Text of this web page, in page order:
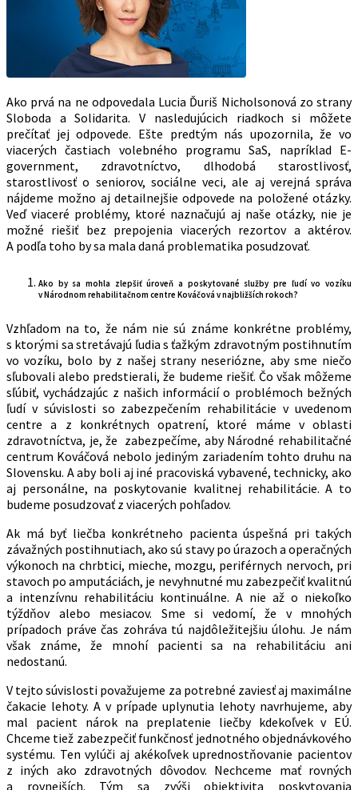
Ako prvá na ne odpovedala Lucia Ďuriš Nicholsonová zo strany
Sloboda a Solidarita. V nasledujúcich riadkoch si môžete
prečítať jej odpovede. Ešte predtým nás upozornila, že vo
viacerých častiach volebného programu SaS, napríklad E-
government, zdravotníctvo, dlhodobá starostlivosť,
starostlivosť o seniorov, sociálne veci, ale aj verejná správa
nájdeme možno aj detailnejšie odpovede na položené otázky.
Veď viaceré problémy, ktoré naznačujú aj naše otázky, nie je
možné riešiť bez prepojenia viacerých rezortov a aktérov.
A podľa toho by sa mala daná problematika posudzovať.
Ako by sa mohla zlepšiť úroveň a poskytované služby pre ľudí vo vozíku
v Národnom rehabilitačnom centre Kováčová v najbližších rokoch?
Vzhľadom na to, že nám nie sú známe konkrétne problémy,
s ktorými sa stretávajú ľudia s ťažkým zdravotným postihnutím
vo vozíku, bolo by z našej strany neseriózne, aby sme niečo
sľubovali alebo predstierali, že budeme riešiť. Čo však môžeme
sľúbiť, vychádzajúc z našich informácií o problémoch bežných
ľudí v súvislosti so zabezpečením rehabilitácie v uvedenom
centre a z konkrétnych opatrení, ktoré máme v oblasti
zdravotníctva, je, že zabezpečíme, aby Národné rehabilitačné
centrum Kováčová nebolo jediným zariadením tohto druhu na
Slovensku. A aby boli aj iné pracoviská vybavené, technicky, ako
aj personálne, na poskytovanie kvalitnej rehabilitácie. A to
budeme posudzovať z viacerých pohľadov.
Ak má byť liečba konkrétneho pacienta úspešná pri takých
závažných postihnutiach, ako sú stavy po úrazoch a operačných
výkonoch na chrbtici, mieche, mozgu, periférnych nervoch, pri
stavoch po amputáciách, je nevyhnutné mu zabezpečiť kvalitnú
a intenzívnu rehabilitáciu kontinuálne. A nie až o niekoľko
týždňov alebo mesiacov. Sme si vedomí, že v mnohých
prípadoch práve čas zohráva tú najdôležitejšiu úlohu. Je nám
však známe, že mnohí pacienti sa na rehabilitáciu ani
nedostanú.
V tejto súvislosti považujeme za potrebné zaviesť aj maximálne
čakacie lehoty. A v prípade uplynutia lehoty navrhujeme, aby
mal pacient nárok na preplatenie liečby kdekoľvek v EÚ.
Chceme tiež zabezpečiť funkčnosť jednotného objednávkového
systému. Ten vylúči aj akékoľvek uprednostňovanie pacientov
z iných ako zdravotných dôvodov. Nechceme mať rovných
a rovnejších. Tým sa zvýši objektivita poskytovania